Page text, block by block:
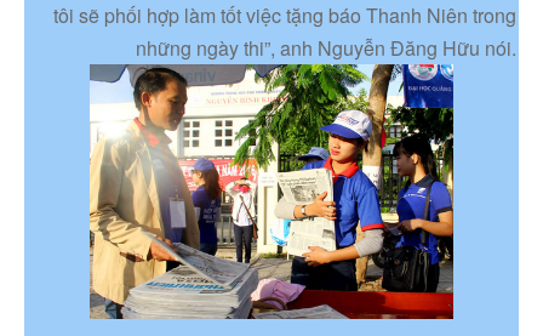
tôi sẽ phối hợp làm tốt việc tặng báo Thanh Niên trong
những ngày thi”, anh Nguyễn Đăng Hữu nói.